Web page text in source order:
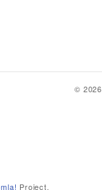
© 2026
Project.